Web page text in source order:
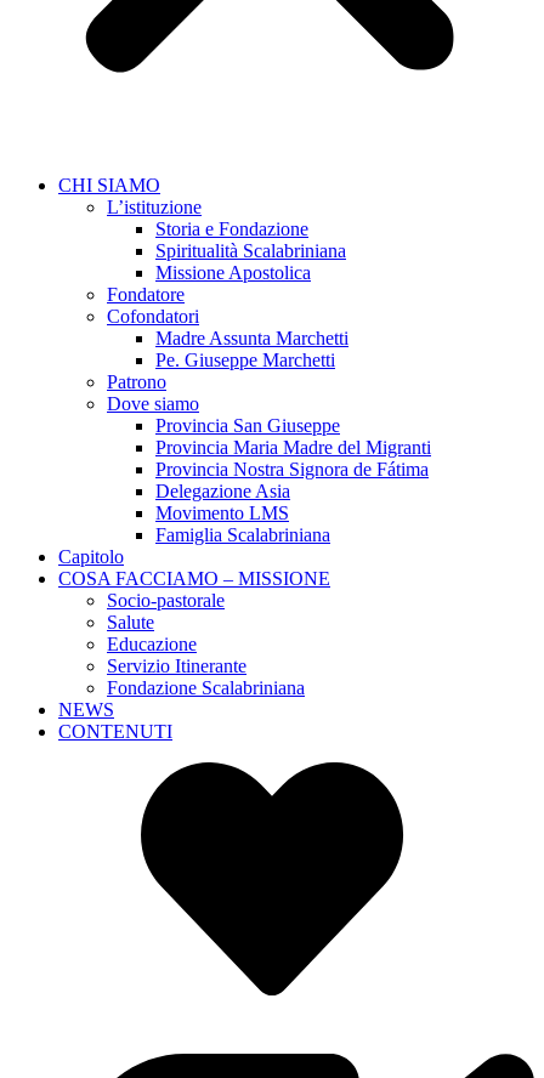
CHI SIAMO
L’istituzione
Storia e Fondazione
Spiritualità Scalabriniana
Missione Apostolica
Fondatore
Cofondatori
Madre Assunta Marchetti
Pe. Giuseppe Marchetti
Patrono
Dove siamo
Provincia San Giuseppe
Provincia Maria Madre del Migranti
Provincia Nostra Signora de Fátima
Delegazione Asia
Movimento LMS
Famiglia Scalabriniana
Capitolo
COSA FACCIAMO – MISSIONE
Socio-pastorale
Salute
Educazione
Servizio Itinerante
Fondazione Scalabriniana
NEWS
CONTENUTI